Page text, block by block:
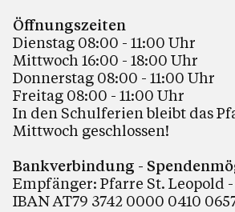
Öffnungszeiten
Dienstag 08:00 - 11:00 Uhr
Mittwoch 16:00 - 18:00 Uhr
Donnerstag 08:00 - 11:00 Uhr
Freitag 08:00 - 11:00 Uhr
In den Schulferien bleibt das
Mittwoch geschlossen!
Bankverbindung -
Empfänger: Pfarre St. Leopold
IBAN AT79 3742 0000 0410